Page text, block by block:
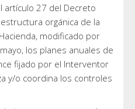
artículo 27 del Decreto
orgánica de la
modificado por
los planes anuales de
fijado por el Interventor
y/o coordina los controles